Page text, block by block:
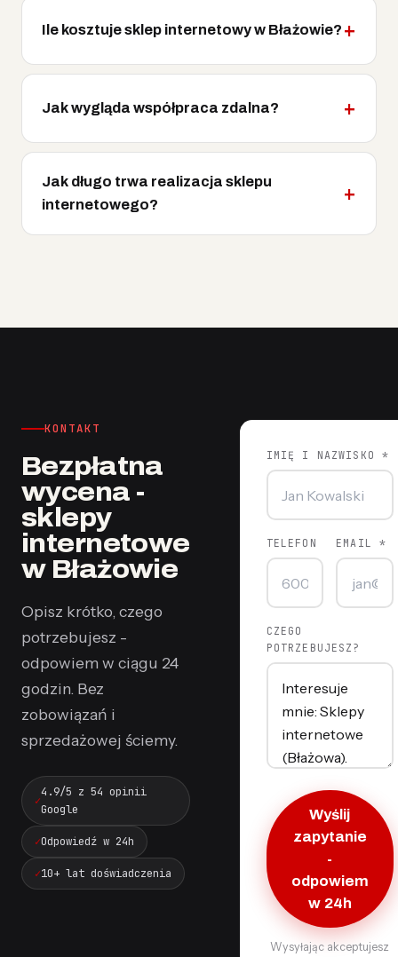
Ile kosztuje sklep internetowy w Błażowie?
Jak wygląda współpraca zdalna?
Jak długo trwa realizacja sklepu
internetowego?
KONTAKT
Bezpłatna
wycena -
sklepy
internetowe
w Błażowie
Opisz krótko, czego
potrzebujesz -
odpowiem w ciągu 24
godzin. Bez
zobowiązań i
sprzedażowej ściemy.
4.9/5 z 54 opinii
Google
Odpowiedź w 24h
10+ lat doświadczenia
IMIĘ I NAZWISKO *
TELEFON EMAIL *
CZEGO
POTRZEBUJESZ?
Wyślij
zapytanie
-
odpowiem
w 24h
Wysyłając akceptujesz